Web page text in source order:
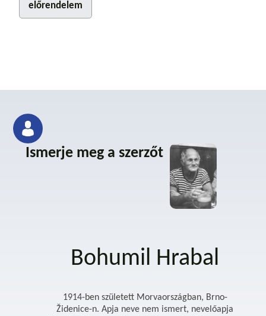
előrendelem
Ismerje meg a szerzőt
Bohumil Hrabal
1914-ben született Morvaországban, Brno-
Židenice-n. Apja neve nem ismert, nevelőapja